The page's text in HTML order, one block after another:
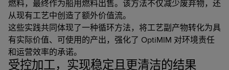
燃料，最终作为船用燃料出售。该方法不仅减少废弃物，还
从现有工艺中创造了额外价值流。
这些实践共同体现了一种循环方法，将工艺副产物转化为具
有实际价值、可使用的产出，强化了 OptiMIM 对环境责任
和运营效率的承诺。
受控加工，实现稳定且更清洁的结果